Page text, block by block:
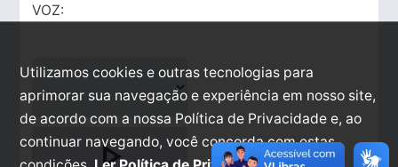
VOZ:
play_arrow
Utilizamos cookies e outras tecnologias para
aprimorar sua navegação e experiência em nosso site,
de acordo com a nossa Política de Privacidade e, ao
continuar navegando, você concorda com estas